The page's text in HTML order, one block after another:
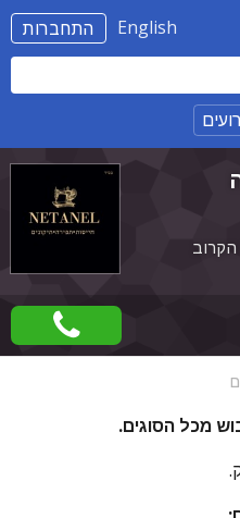
התחברות English
מכל הסוגים.